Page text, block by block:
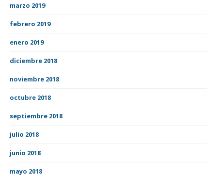
marzo 2019
febrero 2019
enero 2019
diciembre 2018
noviembre 2018
octubre 2018
septiembre 2018
julio 2018
junio 2018
mayo 2018